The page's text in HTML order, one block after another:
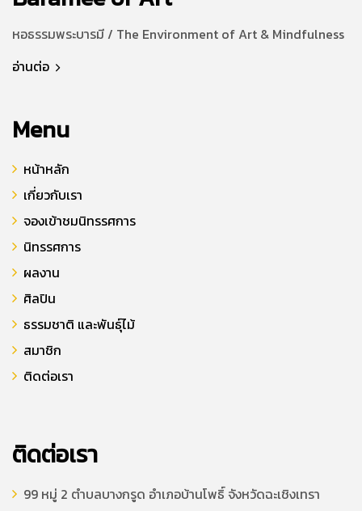
หอธรรมพระบารมี / The Environment of Art & Mindfulness
อ่านต่อ
Menu
หน้าหลัก
เกี่ยวกับเรา
จองเข้าชมนิทรรศการ
นิทรรศการ
ผลงาน
ศิลปิน
ธรรมชาติ และพันธุ์ไม้
สมาชิก
ติดต่อเรา
ติดต่อเรา
99 หมู่ 2 ตำบลบางกรูด อำเภอบ้านโพธิ์ จังหวัดฉะเชิงเทรา